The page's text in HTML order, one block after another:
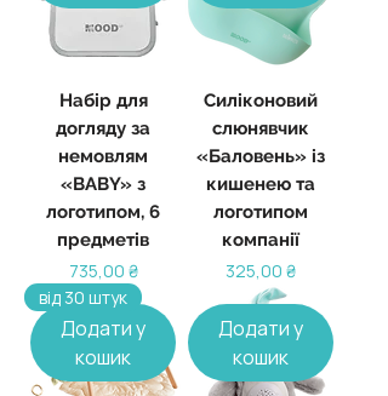
Набір для
догляду за
немовлям
«BABY» з
логотипом, 6
предметів
Ціна
735,00 ₴
Силіконовий
слюнявчик
«Баловень» із
кишенею та
логотипом
компанії
Ціна
325,00 ₴
Додати у
кошик
від 30 штук
Додати у
кошик